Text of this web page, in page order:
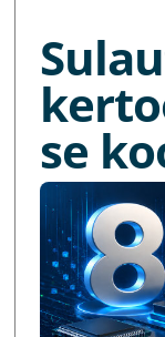
se